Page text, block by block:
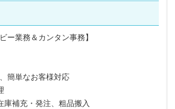
ー業務＆カンタン事務】
簡単なお客様対応
庫補充・発注、粗品搬入